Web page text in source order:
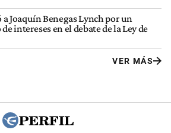
Joaquín Benegas Lynch por un
intereses en el debate de la Ley de
VER MÁS